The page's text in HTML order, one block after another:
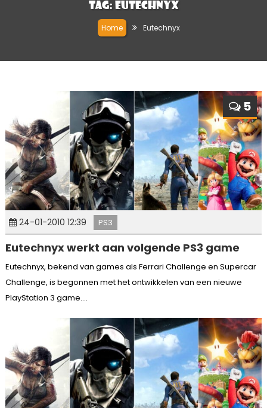
Tag: Eutechnyx
Home Eutechnyx
5
24-01-2010 12:39 PS3
Eutechnyx werkt aan volgende PS3 game
Eutechnyx, bekend van games als Ferrari Challenge en Supercar
Challenge, is begonnen met het ontwikkelen van een nieuwe
PlayStation 3 game....